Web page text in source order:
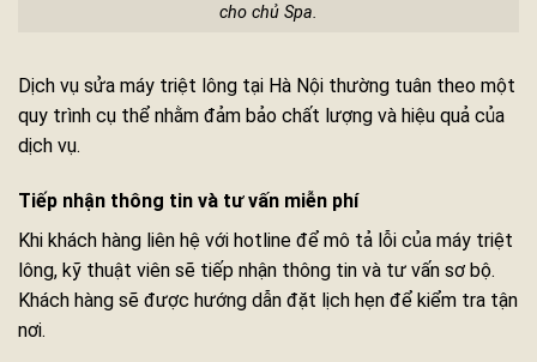
cho chủ Spa.
Dịch vụ sửa máy triệt lông tại Hà Nội thường tuân theo một
quy trình cụ thể nhằm đảm bảo chất lượng và hiệu quả của
dịch vụ.
Tiếp nhận thông tin và tư vấn miễn phí
Khi khách hàng liên hệ với hotline để mô tả lỗi của máy triệt
lông, kỹ thuật viên sẽ tiếp nhận thông tin và tư vấn sơ bộ.
Khách hàng sẽ được hướng dẫn đặt lịch hẹn để kiểm tra tận
nơi.